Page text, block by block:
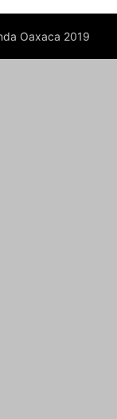
Oaxaca 2019